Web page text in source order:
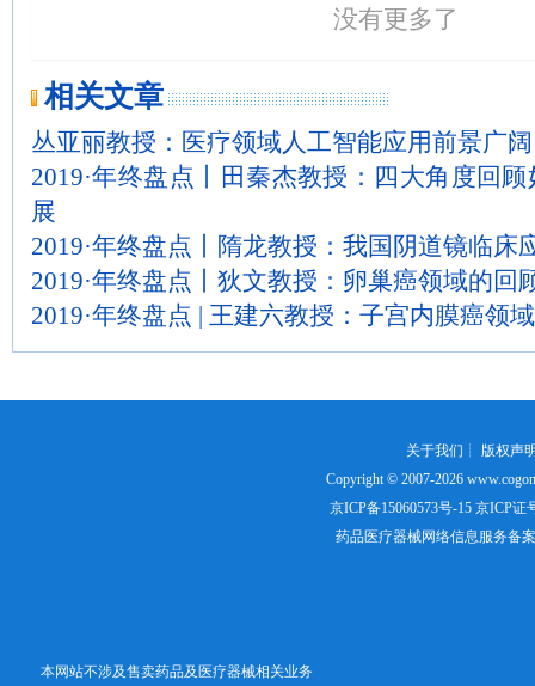
没有更多了
相关文章
丛亚丽教授：医疗领域人工智能应用前景广阔
2019·年终盘点丨田秦杰教授：四大角度回
展
2019·年终盘点丨隋龙教授：我国阴道镜临床
2019·年终盘点丨狄文教授：卵巢癌领域的回
2019·年终盘点 | 王建六教授：子宫内膜癌领
关于我们 ┊ 版权声
Copyright © 2007-2026
京ICP备15060573号-15京ICP证
药品医疗器械网络信息服务备
本网站不涉及售卖药品及医疗器械相关业务